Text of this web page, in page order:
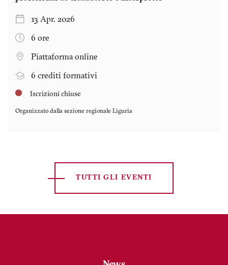
13 Apr. 2026
6 ore
Piattaforma online
6 crediti formativi
Iscrizioni chiuse
Organizzato dalla sezione regionale Liguria
TUTTI GLI EVENTI